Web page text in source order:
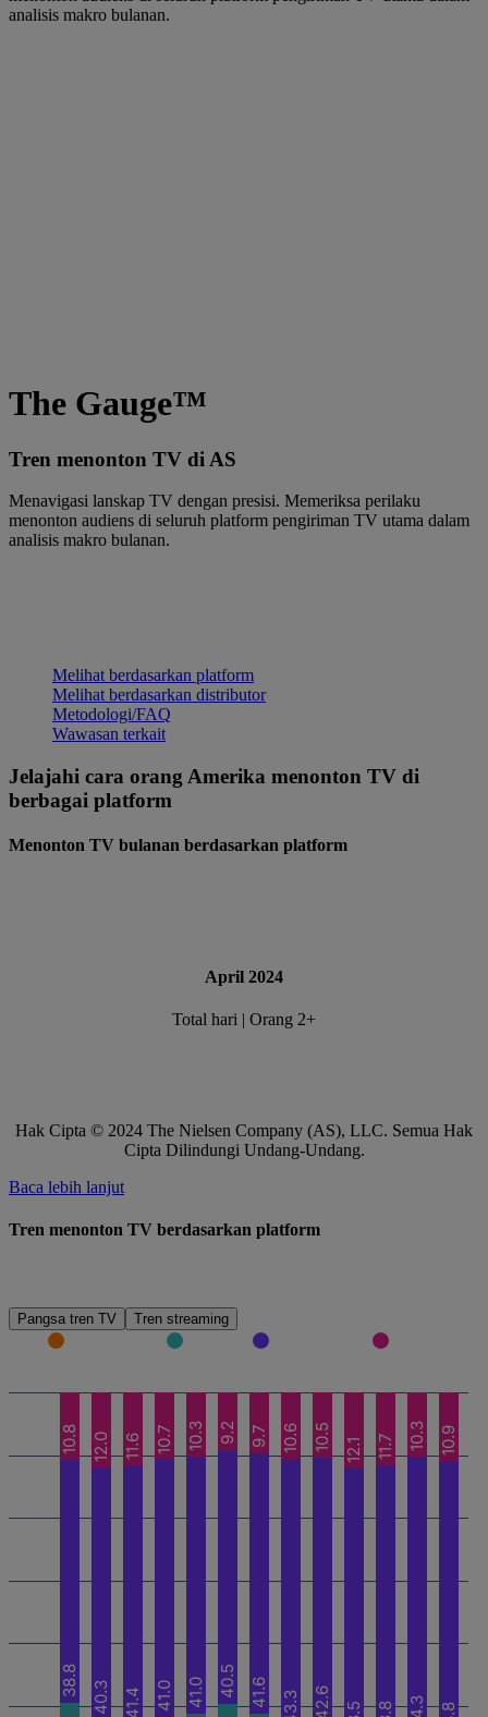
analisis makro bulanan.
The Gauge™
Tren menonton TV di AS
Menavigasi lanskap TV dengan presisi. Memeriksa perilaku
menonton audiens di seluruh platform pengiriman TV utama dalam
analisis makro bulanan.
Melihat berdasarkan platform
Melihat berdasarkan distributor
Metodologi/FAQ
Wawasan terkait
Jelajahi cara orang Amerika menonton TV di
berbagai platform
Menonton TV bulanan berdasarkan platform
April 2024
Total hari | Orang 2+
Hak Cipta © 2024 The Nielsen Company (AS), LLC. Semua Hak
Cipta Dilindungi Undang-Undang.
Baca lebih lanjut
Tren menonton TV berdasarkan platform
Pangsa tren TV Tren streaming